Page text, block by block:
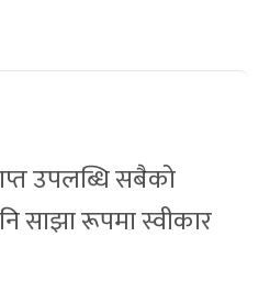
उपलब्धि सबैको
साझा रूपमा स्वीकार